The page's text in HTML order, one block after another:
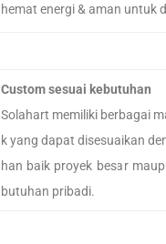
hemat energi & aman untuk
Custom sesuai kebutuhan
Solahart memiliki berbagai
k yang dapat disesuaikan
han baik proyek besar
butuhan pribadi.